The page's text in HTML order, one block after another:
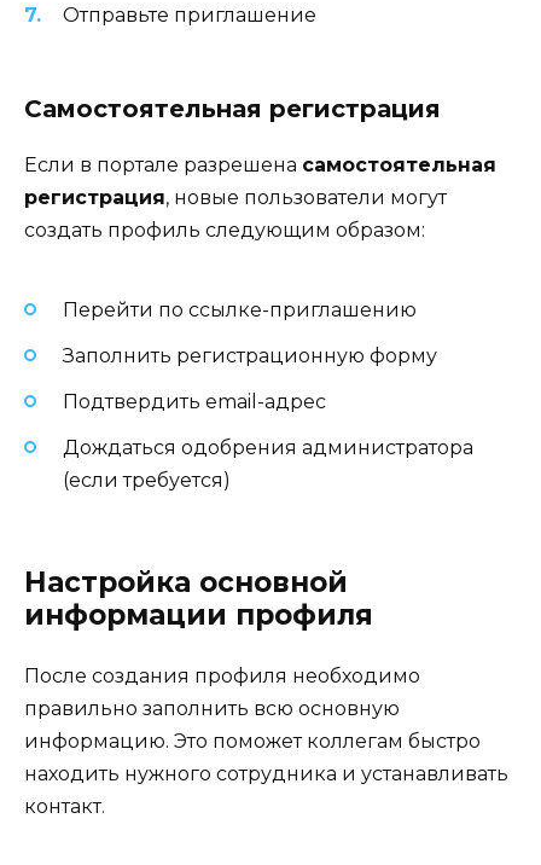
Отправьте приглашение
Самостоятельная регистрация
Если в портале разрешена самостоятельная
регистрация, новые пользователи могут
создать профиль следующим образом:
Перейти по ссылке-приглашению
Заполнить регистрационную форму
Подтвердить email-адрес
Дождаться одобрения администратора
(если требуется)
Настройка основной
информации профиля
После создания профиля необходимо
правильно заполнить всю основную
информацию. Это поможет коллегам быстро
находить нужного сотрудника и устанавливать
контакт.